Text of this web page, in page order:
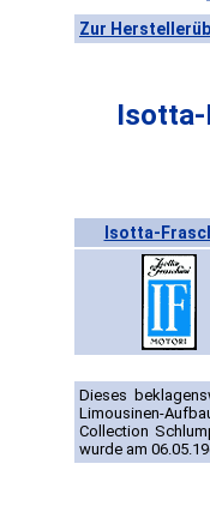
Zur
Isotta-
Isotta-
Dieses
Limousinen-
Collection
wurde am